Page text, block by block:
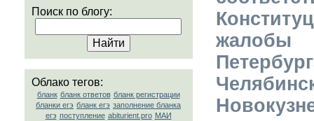
Поиск по блогу:
Облако тегов:
бланк бланк ответов бланк регистрации
бланки егэ бланк егэ заполнение бланка
егэ поступление abiturient.pro МАИ
жалобы